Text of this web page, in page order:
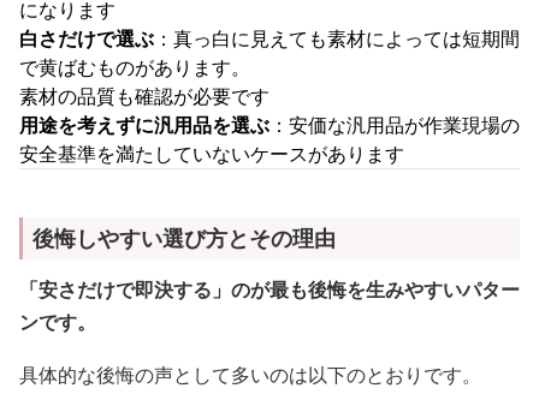
になります
白さだけで選ぶ ：真っ白に見えても素材によっては短期間
で黄ばむものがあります。
素材の品質も確認が必要です
用途を考えずに汎用品を選ぶ ：安価な汎用品が作業現場の
安全基準を満たしていないケースがあります
後悔しやすい選び方とその理由
「安さだけで即決する」のが最も後悔を生みやすいパター
ンです。
具体的な後悔の声として多いのは以下のとおりです。